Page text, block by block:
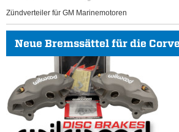
Zündverteiler für GM Marinemotoren
Neue Bremssättel für die